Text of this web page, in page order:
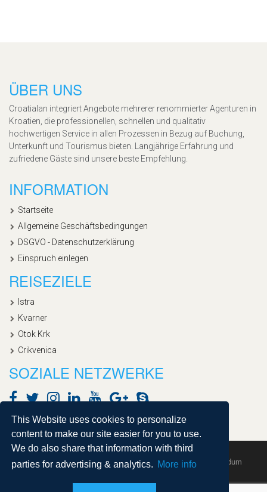
This Website uses cookies to personalize
content to make our site easier for you to use.
We do also share that information with third
parties for advertising & analytics. More info
ÜBER UNS
Croatialan integriert Angebote mehrerer renommierter Agenturen in
Kroatien, die professionellen, schnellen und qualitativ
hochwertigen Service in allen Prozessen in Bezug auf Buchung,
Unterkunft und Tourismus bieten. Langjährige Erfahrung und
zufriedene Gäste sind unsere beste Empfehlung.
INFORMATION
Startseite
Allgemeine Geschäftsbedingungen
DSGVO - Datenschutzerklärung
Einspruch einlegen
REISEZIELE
Istra
Kvarner
Otok Krk
Crikvenica
SOZIALE NETZWERKE
Copyright © 2020, Croatialan |Sitemap| Powered by Agendum